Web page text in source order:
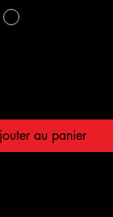
au panier